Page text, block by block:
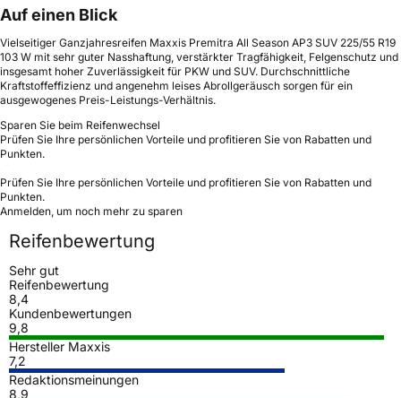
Auf einen Blick
Vielseitiger Ganzjahresreifen Maxxis Premitra All Season AP3 SUV 225/55 R19
103 W mit sehr guter Nasshaftung, verstärkter Tragfähigkeit, Felgenschutz und
insgesamt hoher Zuverlässigkeit für PKW und SUV. Durchschnittliche
Kraftstoffeffizienz und angenehm leises Abrollgeräusch sorgen für ein
ausgewogenes Preis-Leistungs-Verhältnis.
Sparen Sie beim Reifenwechsel
Prüfen Sie Ihre persönlichen Vorteile und profitieren Sie von Rabatten und
Punkten.
Prüfen Sie Ihre persönlichen Vorteile und profitieren Sie von Rabatten und
Punkten.
Anmelden, um noch mehr zu sparen
Reifenbewertung
Sehr gut
Reifenbewertung
8,4
Kundenbewertungen
9,8
Hersteller Maxxis
7,2
Redaktionsmeinungen
8,9